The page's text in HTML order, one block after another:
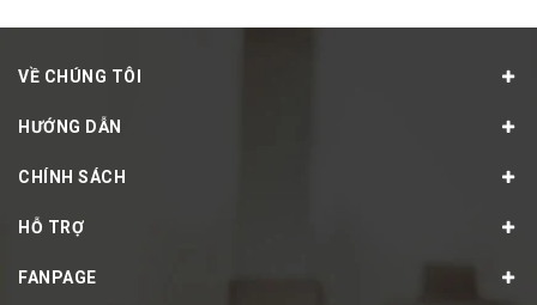
VỀ CHÚNG TÔI
HƯỚNG DẪN
CHÍNH SÁCH
HỖ TRỢ
FANPAGE